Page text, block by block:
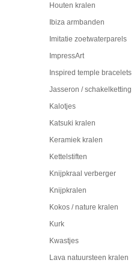
Houten kralen
Ibiza armbanden
Imitatie zoetwaterparels
ImpressArt
Inspired temple bracelets
Jasseron / schakelketting
Kalotjes
Katsuki kralen
Keramiek kralen
Kettelstiften
Knijpkraal verberger
Knijpkralen
Kokos / nature kralen
Kurk
Kwastjes
Lava natuursteen kralen